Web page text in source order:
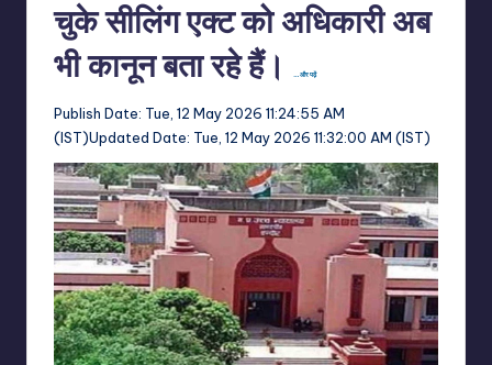
चुके सीलिंग एक्ट को अधिकारी अब
भी कानून बता रहे हैं।
…और पढ़ें
Publish Date: Tue, 12 May 2026 11:24:55 AM
(IST)Updated Date: Tue, 12 May 2026 11:32:00 AM (IST)